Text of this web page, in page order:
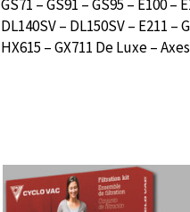
GS71 – GS91 – GS95 – E100 –
DL140SV – DL150SV – E211 –
HX615 – GX711 De Luxe –